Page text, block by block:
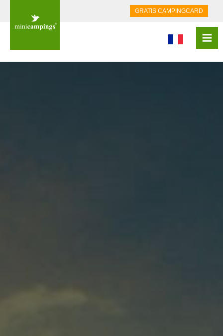
GRATIS CAMPINGCARD